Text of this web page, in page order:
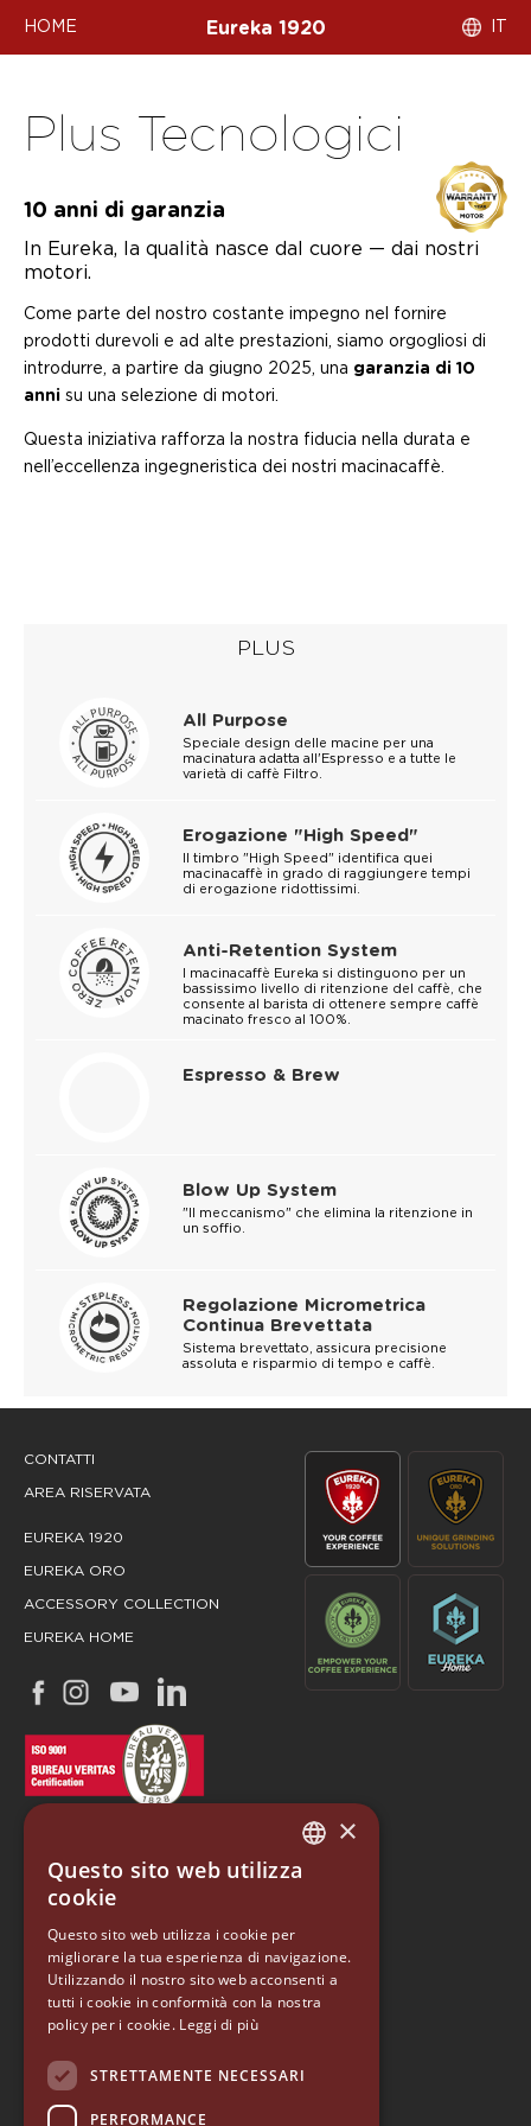
HOME Eureka 1920
Plus Tecnologici
10 anni di garanzia
In Eureka, la qualità nasce dal cuore — dai nostri
motori.
Come parte del nostro costante impegno nel fornire
prodotti durevoli e ad alte prestazioni, siamo orgogliosi di
introdurre, a partire da giugno 2025, una garanzia di 10
anni su una selezione di motori.
Questa iniziativa rafforza la nostra fiducia nella durata e
nell’eccellenza ingegneristica dei nostri macinacaffè.
PLUS
All Purpose
Speciale design delle macine per una
macinatura adatta all'Espresso e a tutte le
varietà di caffè Filtro.
Erogazione "High Speed"
Il timbro "High Speed" identifica quei
macinacaffè in grado di raggiungere tempi
di erogazione ridottissimi.
Anti-Retention System
I macinacaffè Eureka si distinguono per un
bassissimo livello di ritenzione del caffè, che
consente al barista di ottenere sempre caffè
macinato fresco al 100%.
Espresso & Brew
Blow Up System
"Il meccanismo" che elimina la ritenzione in
un soffio.
Regolazione Micrometrica
Continua Brevettata
Sistema brevettato, assicura precisione
assoluta e risparmio di tempo e caffè.
CONTATTI
AREA RISERVATA
EUREKA 1920
EUREKA ORO
ACCESSORY COLLECTION
EUREKA HOME
EUREKA
Conti Valerio S.r.l.
Via Luigi Longo 39/41
50019, Sesto Fiorentino (FI) - ITALY
Fax +39 055 4200010
P. Iva 03094860487
GERMAN
SPANISH
×
Questo sito web utilizza
cookie
Questo sito web utilizza i cookie per
migliorare la tua esperienza di navigazione.
Utilizzando il nostro sito web acconsenti a
tutti i cookie in conformità con la nostra
policy per i cookie. Leggi di più
STRETTAMENTE NECESSARI
PERFORMANCE